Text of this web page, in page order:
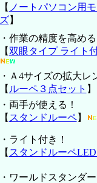
【 ノートパソコン用
ズ】
・作業の精度を高め
【双眼タイプ ライト
・Ａ4サイズの拡大レ
【 ルーペ３点セット 】
・両手が使える！
【 スタンドルーペ】
・ライト付き！
【 スタンドルーペ
・ワールドスタンダ